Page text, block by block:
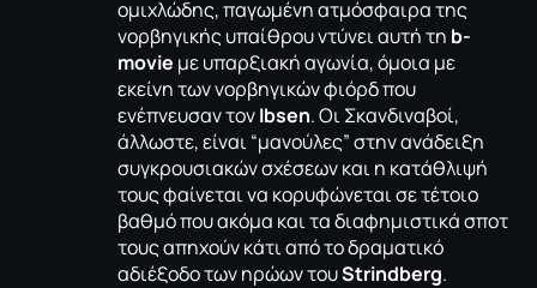
ομιχλώδης, παγωμένη ατμόσφαιρα της
νορβηγικής υπαίθρου ντύνει αυτή τη b-
movie με υπαρξιακή αγωνία, όμοια με
εκείνη των νορβηγικών φιόρδ που
ενέπνευσαν τονIbsen. Οι Σκανδιναβοί,
άλλωστε, είναι “μανούλες” στην ανάδειξη
συγκρουσιακών σχέσεων και η κατάθλιψή
τους φαίνεται να κορυφώνεται σε τέτοιο
βαθμό που ακόμα και τα διαφημιστικά σποτ
τους απηχούν κάτι από το δραματικό
αδιέξοδο των ηρώων τουStrindberg.